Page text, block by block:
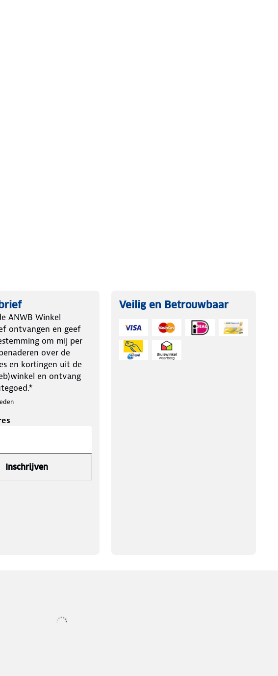
ANWB Winkel
ontvangen en geef
om mij per
over de
en kortingen uit de
en ontvang
Inschrijven
Veilig en Betrouwbaar